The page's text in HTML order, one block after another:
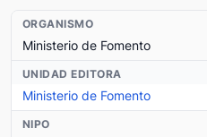
ORGANISMO
Ministerio de Fomento
UNIDAD EDITORA
Ministerio de Fomento
NIPO